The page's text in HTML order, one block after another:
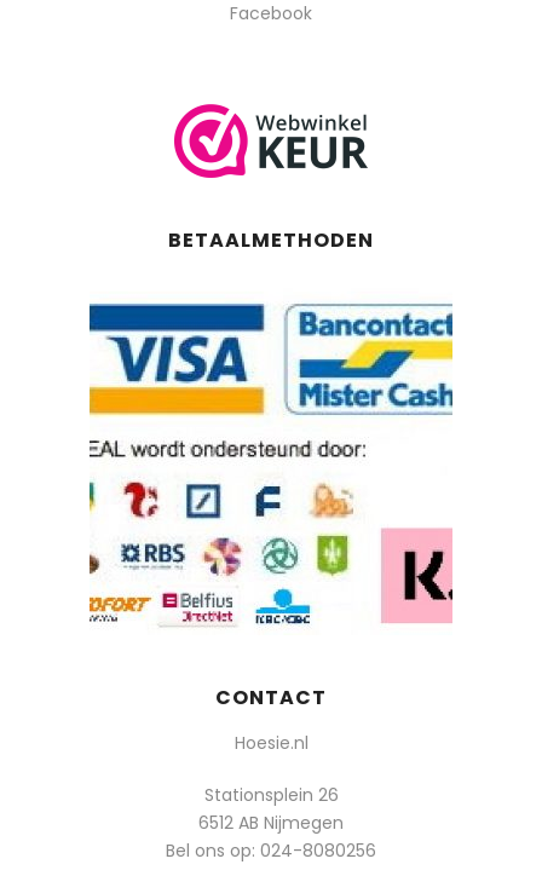
Facebook
BETAALMETHODEN
CONTACT
Hoesie.nl
Stationsplein 26
6512 AB Nijmegen
Bel ons op: 024-8080256